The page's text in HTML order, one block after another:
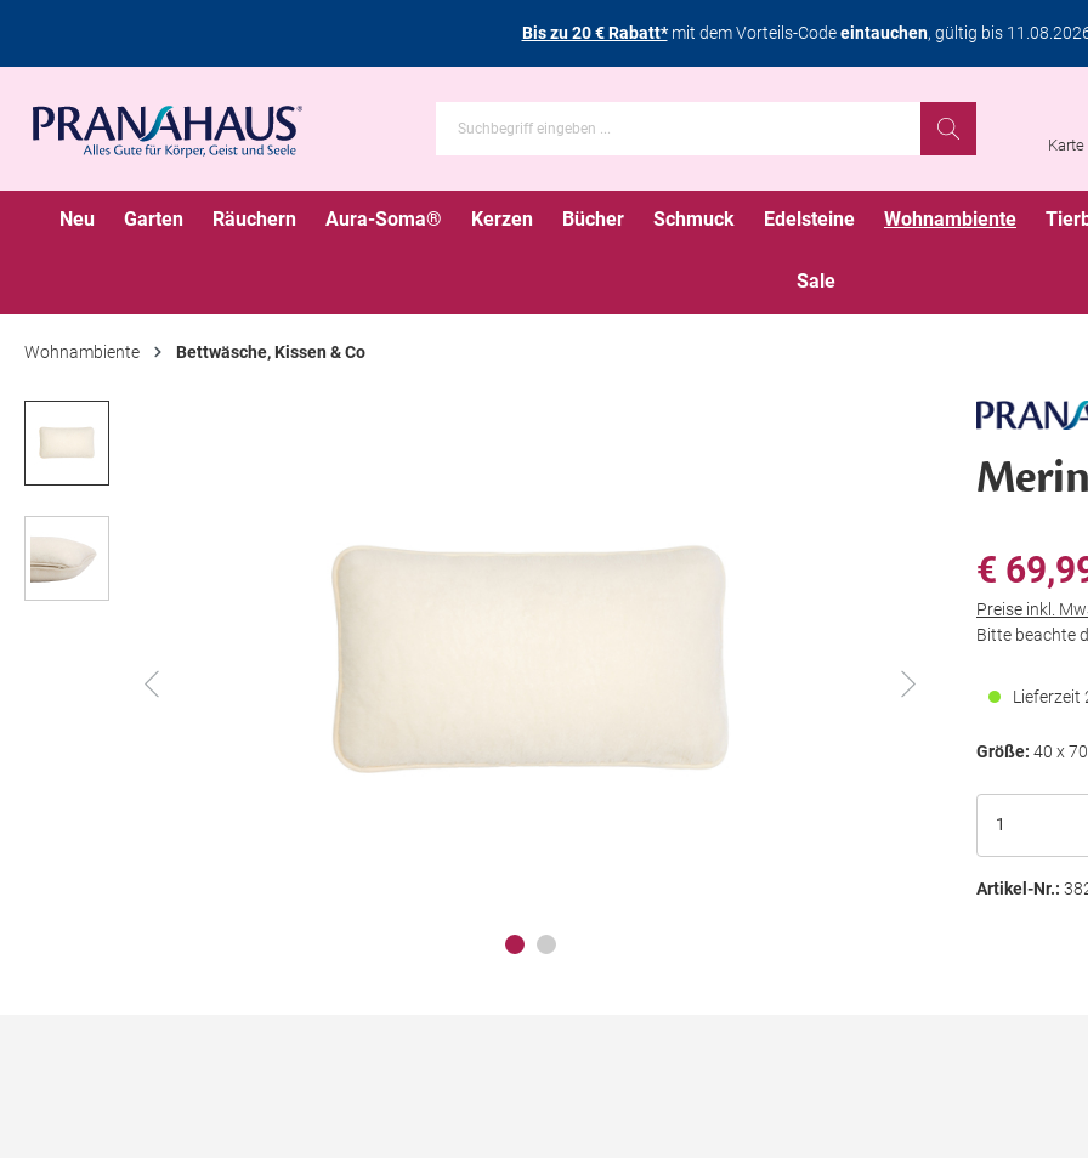
Bis zu 20 € Rabatt*mit dem Vorteils-Codeeintauchen, gültig bis
Neu Garten Räuchern Aura-Soma® Kerzen Bücher Schmuck Edelsteine Wohnambiente
Sale
Wohnambiente Bettwäsche, Kissen & Co
€
Preise inkl.
Bitte beachte
Lieferzeit
Größe: 40 x
Artikel-Nr.: